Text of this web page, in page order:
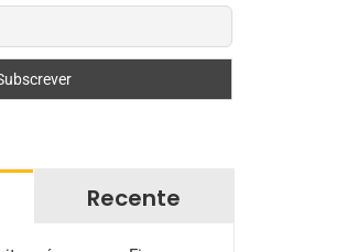
Recente